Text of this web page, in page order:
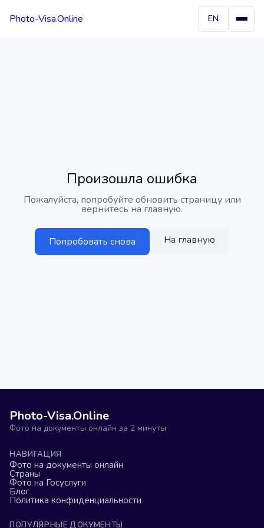
Photo-Visa.Online EN
Произошла ошибка
Пожалуйста, попробуйте обновить страницу или
вернитесь на главную.
Попробовать снова На главную
Photo-Visa.Online
Фото на документы онлайн за 2 минуты
НАВИГАЦИЯ
Фото на документы онлайн
Страны
Фото на Госуслуги
Блог
Политика конфиденциальности
ПОПУЛЯРНЫЕ ДОКУМЕНТЫ